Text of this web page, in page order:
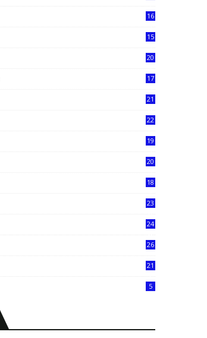
16
15
20
17
21
22
19
20
18
23
24
26
21
5